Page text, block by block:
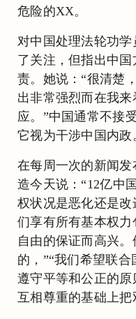
危险的XX。
对中国处理法轮功
了关注，但指出中
责。她说：“很清楚
出非常强烈而在我
应。”中国通常不接
它视为干涉中国内政
在每周一次的新闻
造今天说：“12亿中
权状况是恶化还是
们享有所有基本权
自由的保证而高兴
的，”“我们希望联
遵守平等和公正的
互相尊重的基础上